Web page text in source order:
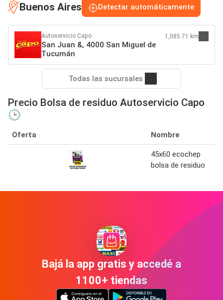
Buenos Aires Detectar automáticamente
Autoservicio Capo
San Juan &, 4000 San Miguel de
Tucumán
1,085.71 km
Todas las sucursales
Precio Bolsa de residuo Autoservicio Capo
🕒
Oferta Nombre
45x60 ecochep
bolsa de residuo
Bajá la app gratis y accedé a
1100+ tiendas